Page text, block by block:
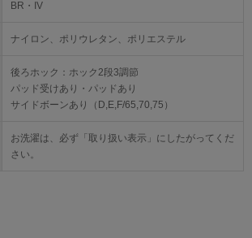
BR・IV
ナイロン、ポリウレタン、ポリエステル
後ろホック：ホック2段3調節
パッド受けあり・パッドあり
サイドボーンあり（D,E,F/65,70,75）
お洗濯は、必ず「取り扱い表示」にしたがってくだ
さい。